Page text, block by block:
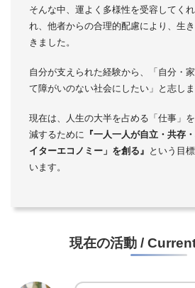
そんな中、運よく多様性を受容してく
れ、他者からの合理的配慮により、生
きました。
自分が支えられた経験から、「自分・
て障がいのない社会にしたい」と志しま
現在は、人生の大半を占める「仕事」
減するために 『一人一人が自立・共存
イターエコノミー」を創る』 という目
います。
現在の活動 /